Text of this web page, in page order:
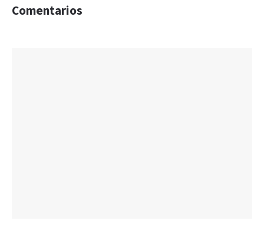
Comentarios